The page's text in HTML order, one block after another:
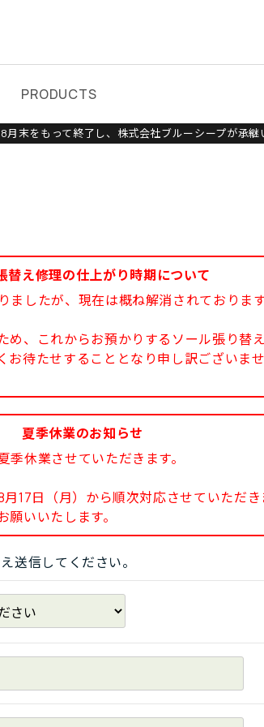
PRODUCTS
末をもって終了し、株式会社ブルーシープが承継
替え修理の仕上がり時期について
ましたが、現在は概ね解消されておりま
め、これからお預かりするソール張り替
お待たせすることとなり申し訳ございま
夏季休業のお知らせ
休業させていただきます。
17日（月）から順次対応させていただき
いいたします。
送信してください。